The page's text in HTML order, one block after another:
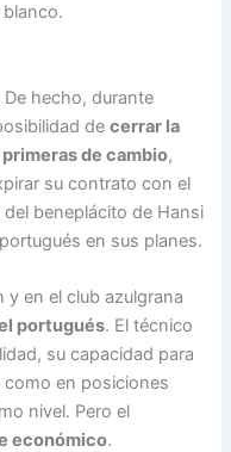
De hecho, durante
decerrar la
de cambio,
su contrato con el
beneplácito de Hansi
en sus planes.
en el club azulgrana
portugués. El técnico
su capacidad para
en posiciones
nivel. Pero el
económico.